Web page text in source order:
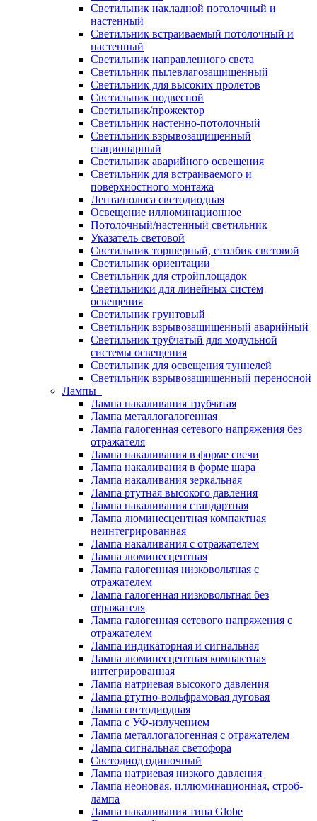
Светильник накладной потолочный и
настенный
Светильник встраиваемый потолочный и
настенный
Светильник направленного света
Светильник пылевлагозащищенный
Светильник для высоких пролетов
Светильник подвесной
Светильник/прожектор
Светильник настенно-потолочный
Светильник взрывозащищенный
стационарный
Светильник аварийного освещения
Светильник для встраиваемого и
поверхностного монтажа
Лента/полоса светодиодная
Освещение иллюминационное
Потолочный/настенный светильник
Указатель световой
Светильник торшерный, столбик световой
Светильник ориентации
Светильник для стройплощадок
Светильники для линейных систем
освещения
Светильник грунтовый
Светильник взрывозащищенный аварийный
Светильник трубчатый для модульной
системы освещения
Светильник для освещения туннелей
Светильник взрывозащищенный переносной
Лампы
Лампа накаливания трубчатая
Лампа металлогалогенная
Лампа галогенная сетевого напряжения без
отражателя
Лампа накаливания в форме свечи
Лампа накаливания в форме шара
Лампа накаливания зеркальная
Лампа ртутная высокого давления
Лампа накаливания стандартная
Лампа люминесцентная компактная
неинтегрированная
Лампа накаливания с отражателем
Лампа люминесцентная
Лампа галогенная низковольтная с
отражателем
Лампа галогенная низковольтная без
отражателя
Лампа галогенная сетевого напряжения с
отражателем
Лампа индикаторная и сигнальная
Лампа люминесцентная компактная
интегрированная
Лампа натриевая высокого давления
Лампа ртутно-вольфрамовая дуговая
Лампа светодиодная
Лампа с УФ-излучением
Лампа металлогалогенная с отражателем
Лампа сигнальная светофора
Светодиод одиночный
Лампа натриевая низкого давления
Лампа неоновая, иллюминационная, строб-
лампа
Лампа накаливания типа Globe